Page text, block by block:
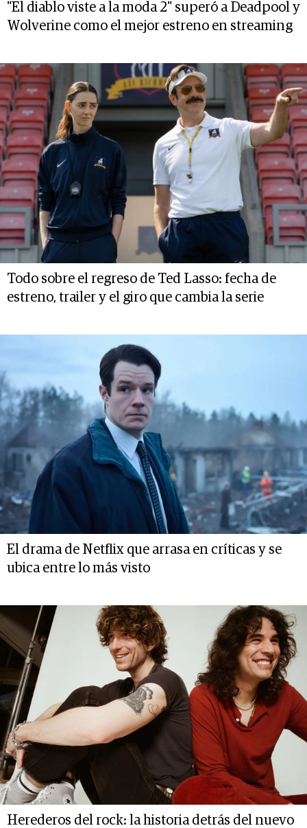
"El diablo viste a la moda 2" superó a Deadpool y
Wolverine como el mejor estreno en streaming
Todo sobre el regreso de Ted Lasso: fecha de
estreno, trailer y el giro que cambia la serie
El drama de Netflix que arrasa en críticas y se
ubica entre lo más visto
Herederos del rock: la historia detrás del nuevo